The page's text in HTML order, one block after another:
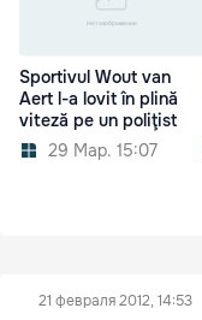
Sportivul Wout van
Aert l-a lovit în plină
viteză pe un poliţist
29 Мар. 15:07
21 февраля 2012, 14:53